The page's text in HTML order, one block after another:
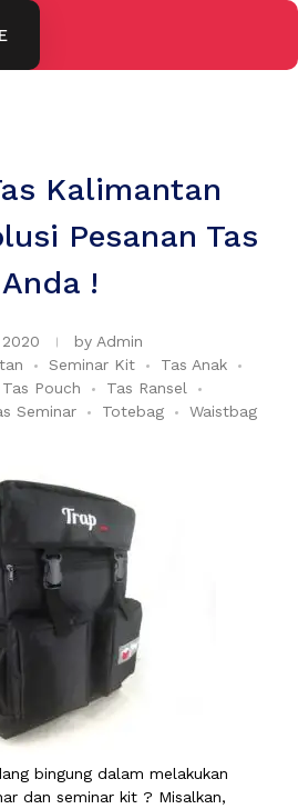
Kalimantan
Pesanan Tas
Anda !
by Admin
Seminar Kit
Tas Anak
Tas Pouch
Tas Ransel
Seminar Totebag Waistbag
bingung dalam melakukan
dan seminar kit ? Misalkan,